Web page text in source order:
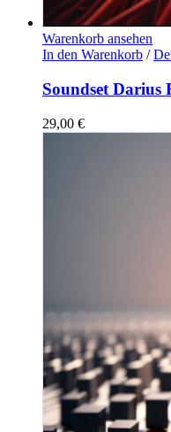
Warenkorb ansehen
In den Warenkorb /
Soundset Darius
29,00 €